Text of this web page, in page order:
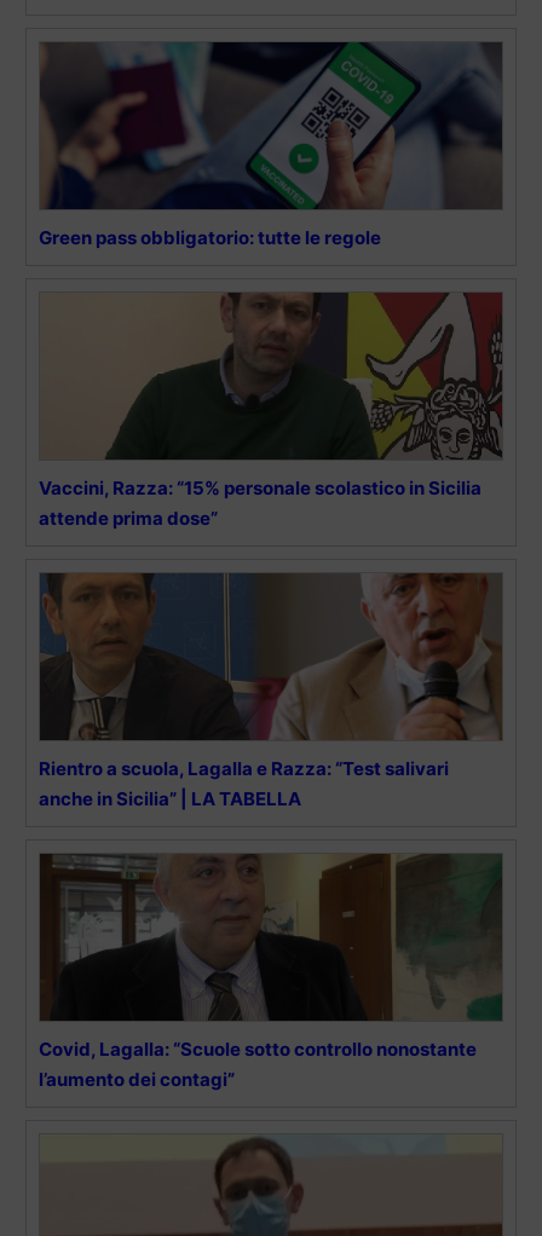
Green pass obbligatorio: tutte le regole
Vaccini, Razza: “15% personale scolastico in Sicilia
attende prima dose”
Rientro a scuola, Lagalla e Razza: “Test salivari
anche in Sicilia” | LA TABELLA
Covid, Lagalla: “Scuole sotto controllo nonostante
l’aumento dei contagi”